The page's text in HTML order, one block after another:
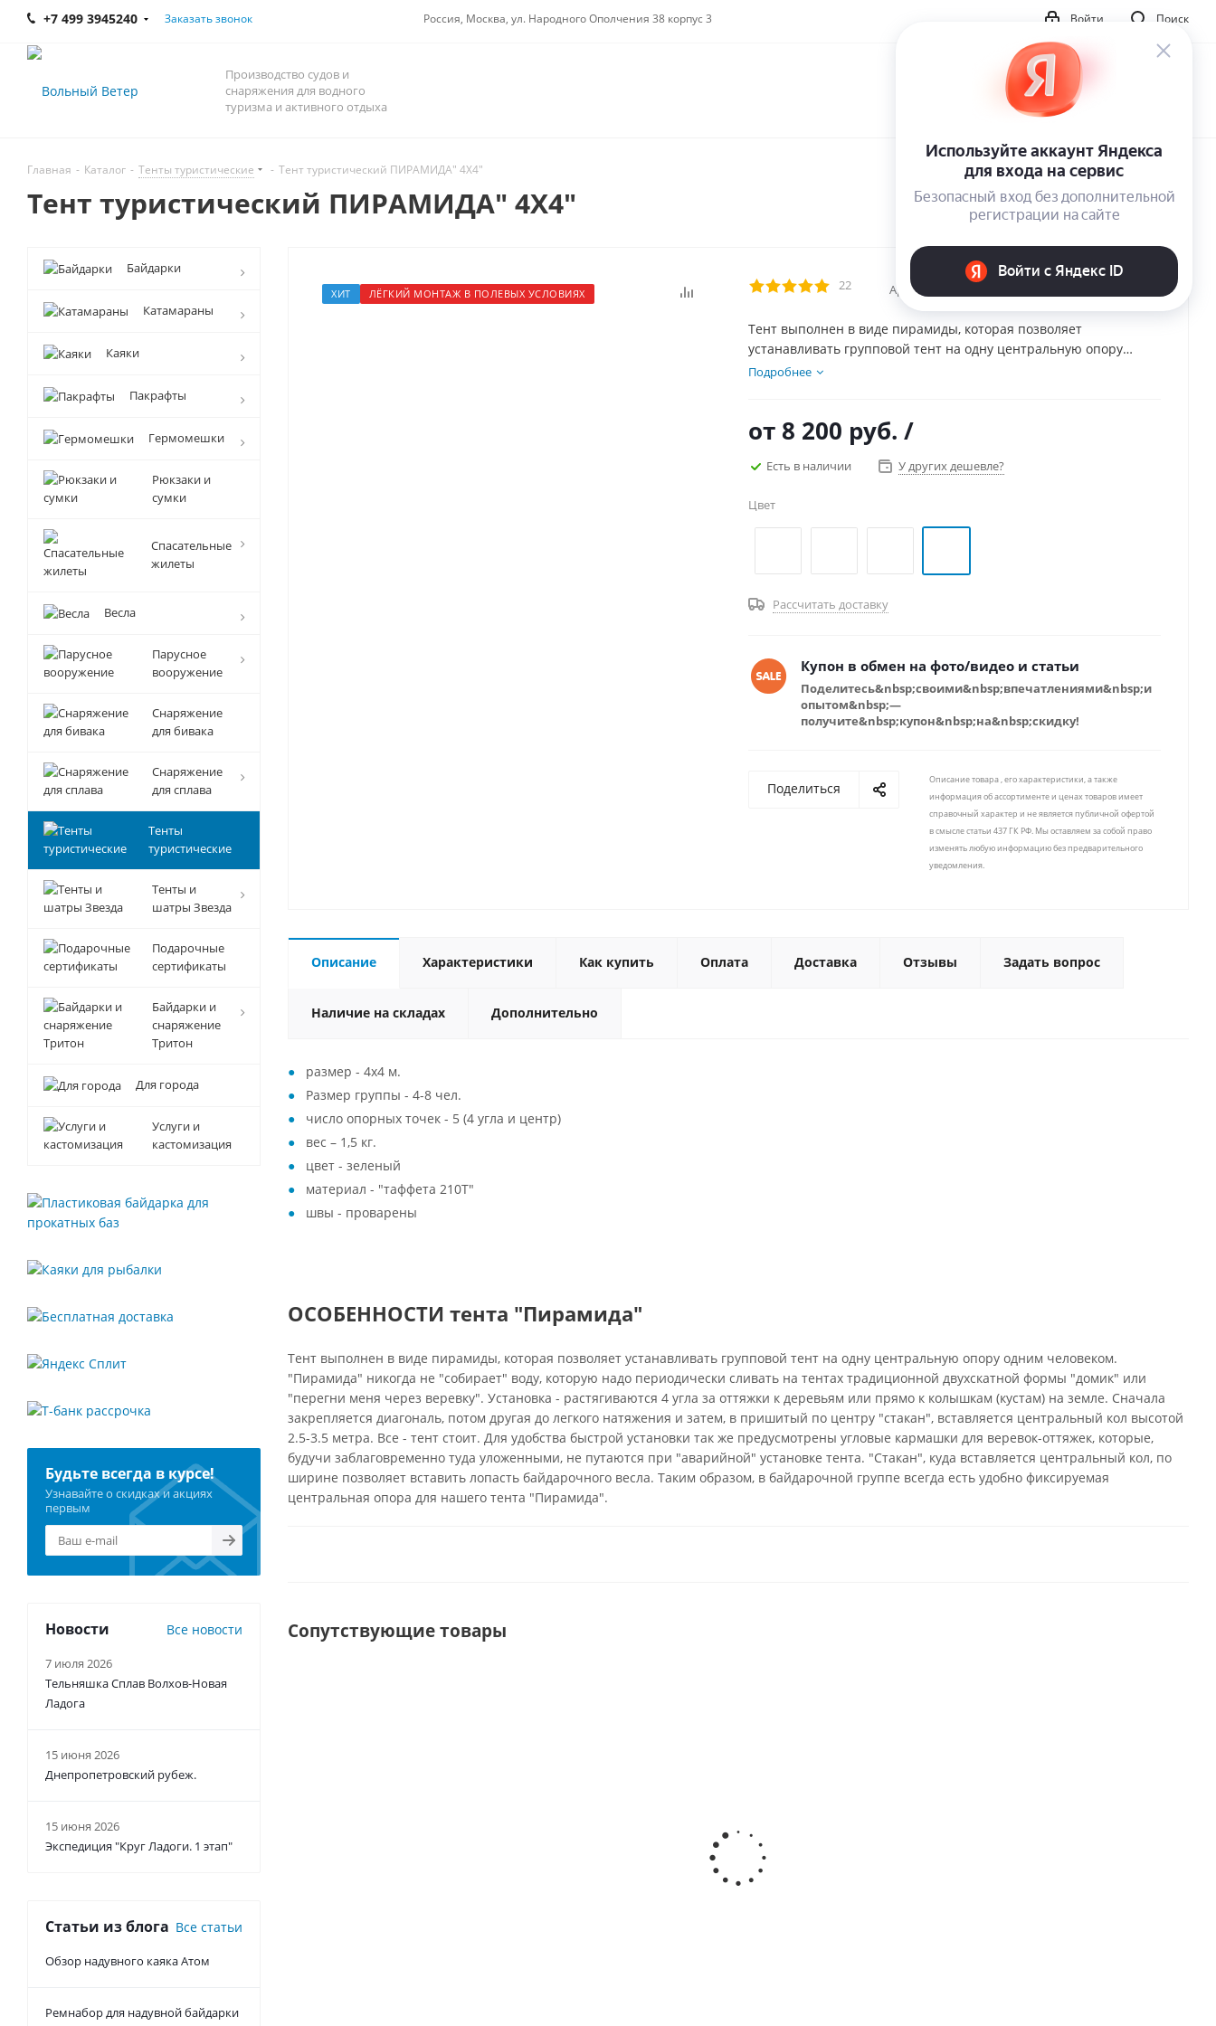
+7 499 3945240 Заказать звонок Россия, Москва, ул. Народного Ополчения 38 корпус 3 Поиск
Войти
Производство судов и
снаряжения для водного
туризма и активного отдыха
Главная - Каталог - Тенты туристические - Тент туристический ПИРАМИДА" 4Х4"
Тент туристический ПИРАМИДА" 4Х4"
ХИТ ЛЁГКИЙ МОНТАЖ В ПОЛЕВЫХ УСЛОВИЯХ
22 Артикул:
Тент выполнен в виде пирамиды, которая позволяет
устанавливать групповой тент на одну центральную опору
одним человеком.
Подробнее
от 8 200 руб. /
Есть в наличии У других дешевле?
Цвет
Рассчитать доставку
Купон в обмен на фото/видео и статьи
Поделитесь&nbsp;своими&nbsp;впечатлениями&nbsp;и
опытом&nbsp;—
получите&nbsp;купон&nbsp;на&nbsp;скидку!
Поделиться
Описание товара , его характеристики, а также
информация об ассортименте и ценах товаров имеет
справочный характер и не является публичной офертой
в смысле статьи 437 ГК РФ. Мы оставляем за собой право
изменять любую информацию без предварительного
уведомления.
Описание Характеристики Как купить Оплата Доставка Отзывы Задать вопрос
Наличие на складах Дополнительно
размер - 4х4 м.
Размер группы - 4-8 чел.
число опорных точек - 5 (4 угла и центр)
вес – 1,5 кг.
цвет - зеленый
материал - "таффета 210T"
швы - проварены
ОСОБЕННОСТИ тента "Пирамида"
Тент выполнен в виде пирамиды, которая позволяет устанавливать групповой тент на одну центральную опору одним человеком.
"Пирамида" никогда не "собирает" воду, которую надо периодически сливать на тентах традиционной двухскатной формы "домик" или
"перегни меня через веревку". Установка - растягиваются 4 угла за оттяжки к деревьям или прямо к колышкам (кустам) на земле. Сначала
закрепляется диагональ, потом другая до легкого натяжения и затем, в пришитый по центру "стакан", вставляется центральный кол высотой
2.5-3.5 метра. Все - тент стоит. Для удобства быстрой установки так же предусмотрены угловые кармашки для веревок-оттяжек, которые,
будучи заблаговременно туда уложенными, не путаются при "аварийной" установке тента. "Стакан", куда вставляется центральный кол, по
ширине позволяет вставить лопасть байдарочного весла. Таким образом, в байдарочной группе всегда есть удобно фиксируемая
центральная опора для нашего тента "Пирамида".
Сопутствующие товары
Колышек для палатки
Байдарки
Катамараны
Каяки
Пакрафты
Гермомешки
Рюкзаки и
сумки
Спасательные
жилеты
Весла
Парусное
вооружение
Снаряжение
для бивака
Снаряжение
для сплава
Тенты
туристические
Тенты и
шатры Звезда
Подарочные
сертификаты
Байдарки и
снаряжение
Тритон
Для города
Услуги и
кастомизация
Будьте всегда в курсе!
Узнавайте о скидках и акциях
первым
Новости Все новости
7 июля 2026
Тельняшка Сплав Волхов-Новая
Ладога
15 июня 2026
Днепропетровский рубеж.
15 июня 2026
Экспедиция "Круг Ладоги. 1 этап"
Статьи из блога Все статьи
Обзор надувного каяка Атом
Ремнабор для надувной байдарки